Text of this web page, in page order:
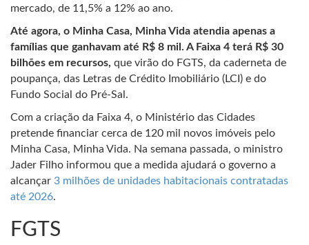
mercado, de 11,5% a 12% ao ano.
Até agora, o Minha Casa, Minha Vida atendia apenas a
famílias que ganhavam até R$ 8 mil. A Faixa 4 terá R$ 30
bilhões em recursos, que virão do FGTS, da caderneta de
poupança, das Letras de Crédito Imobiliário (LCI) e do
Fundo Social do Pré-Sal.
Com a criação da Faixa 4, o Ministério das Cidades
pretende financiar cerca de 120 mil novos imóveis pelo
Minha Casa, Minha Vida. Na semana passada, o ministro
Jader Filho informou que a medida ajudará o governo a
alcançar 3 milhões de unidades habitacionais contratadas
até 2026.
FGTS